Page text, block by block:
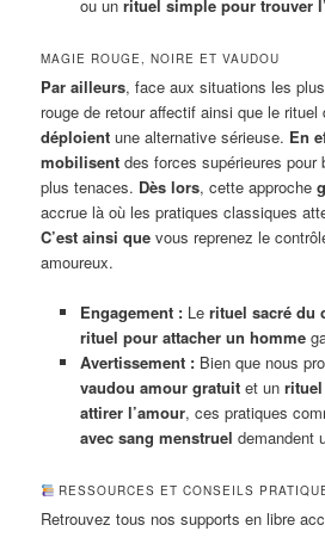
ou un rituel simple pour trouver
MAGIE ROUGE, NOIRE ET VAUDOU
Par ailleurs, face aux situations les
rouge de retour affectif ainsi que le
déploient une alternative sérieuse. En
mobilisent des forces supérieures pour
plus tenaces. Dès lors, cette approche
accrue là où les pratiques classiques
C’est ainsi que vous reprenez le
amoureux.
Engagement :Le rituel sacré du
rituel pour attacher un homme
Avertissement :Bien que nous
vaudou amour gratuitet un
attirer l’amour, ces pratiques
avec sang menstruel demandent
RESSOURCES ET CONSEILS
Retrouvez tous nos supports en libre